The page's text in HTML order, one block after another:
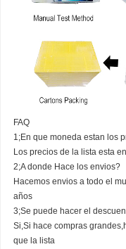
FAQ
1;En que moneda estan los
Los precios de la lista esta
2;A donde Hace los envios?
Hacemos envios a todo el
años
3;Se puede hacer el
Si,Si hace compras
que la lista